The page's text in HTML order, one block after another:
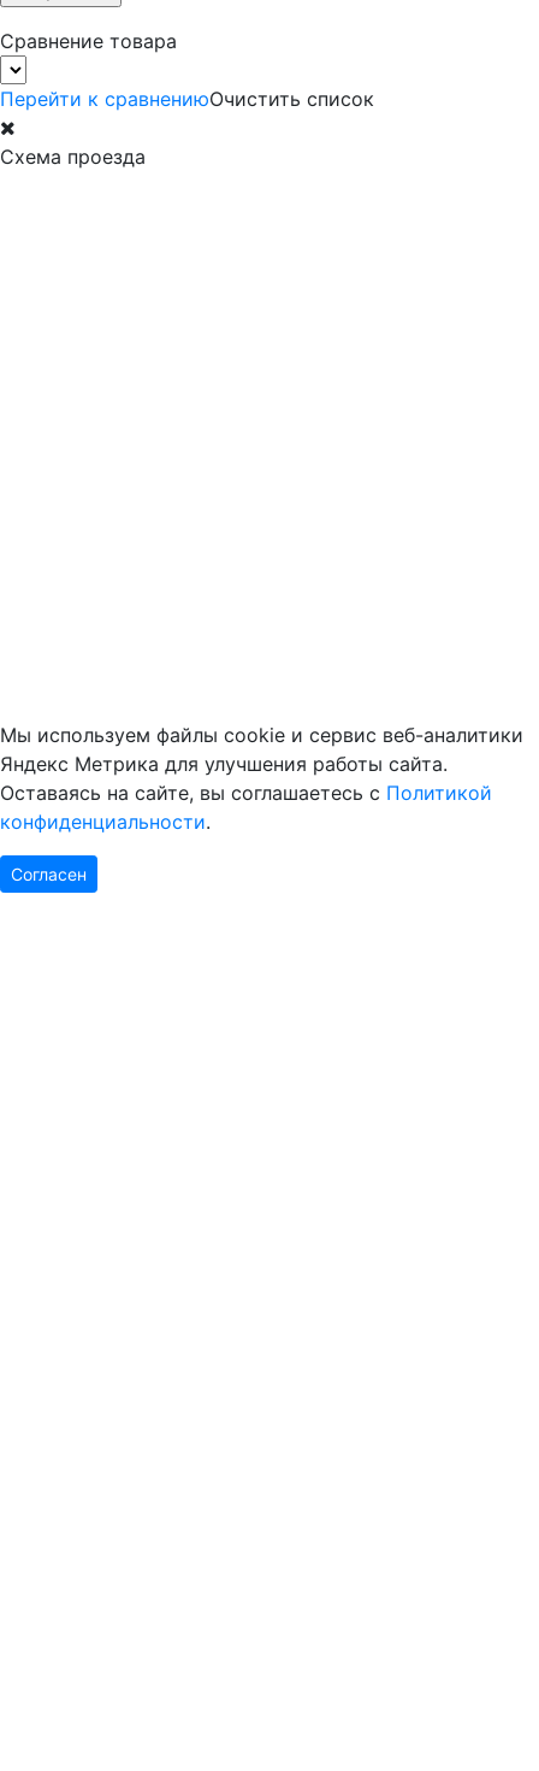
Сравнение товара
Перейти к сравнениюОчистить список
Схема проезда
Мы используем файлы cookie и сервис веб-аналитики
Яндекс Метрика для улучшения работы сайта.
Оставаясь на сайте, вы соглашаетесь с Политикой
конфиденциальности.
Согласен